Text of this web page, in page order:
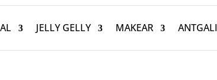
JELLY GELLY MAKEAR